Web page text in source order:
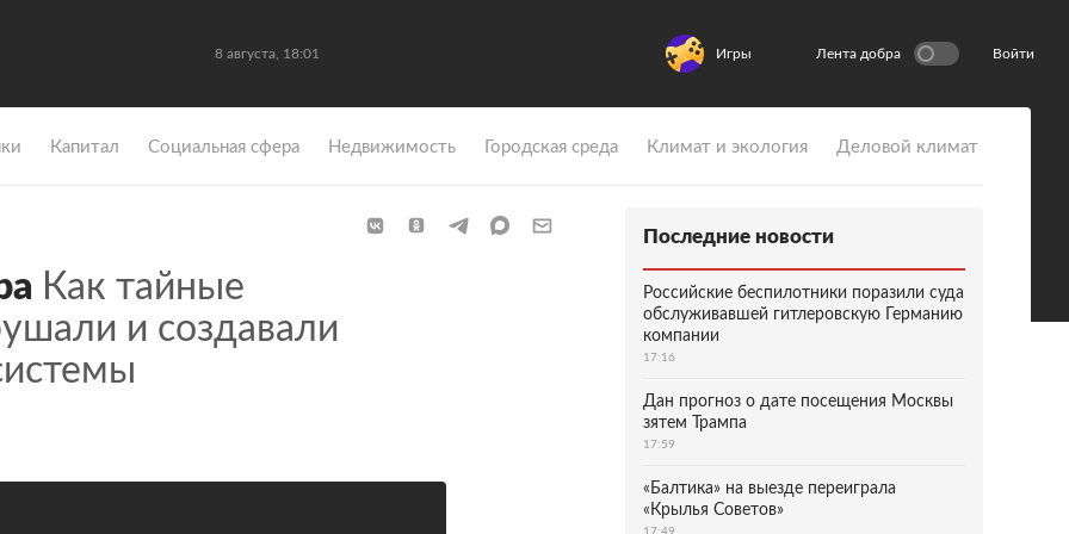
8 августа, 18:01 Игры Лента добра Войти
Капитал Социальная сфера Недвижимость Городская среда Климат и экология Деловой климат
Как тайные
и создавали
Последние новости
Российские беспилотники поразили суда
обслуживавшей гитлеровскую Германию
компании
17:16
Дан прогноз о дате посещения Москвы
зятем Трампа
17:59
«Балтика» на выезде переиграла
«Крылья Советов»
17:49